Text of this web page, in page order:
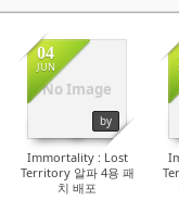
No Image
04
JUN
by
24838
Immortality : Lost
Territory 알파 4용 패
치 배포